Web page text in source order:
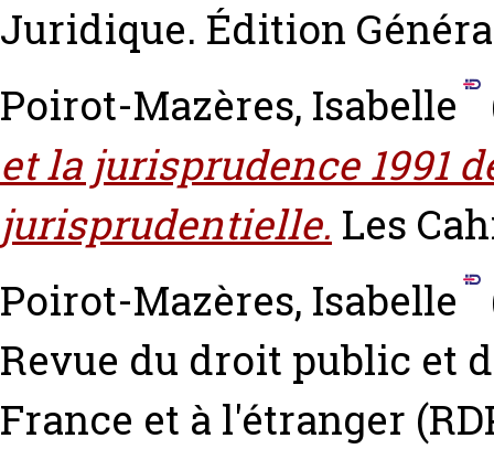
Juridique. Édition
Poirot-Mazères, Isabelle
et la jurisprudence 1991
jurisprudentielle. Les
Poirot-Mazères, Isabelle
Revue du droit public et
France et à l'étranger